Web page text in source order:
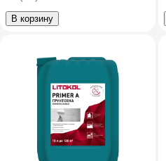
В корзину